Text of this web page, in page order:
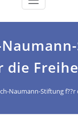
die
Naumann-Stiftung f??r